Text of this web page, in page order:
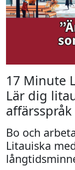
17 Minute
Lär dig
affärsspråk
Bo och
Litauiska